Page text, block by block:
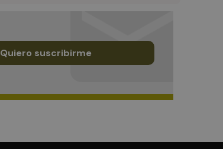
Quiero suscribirme